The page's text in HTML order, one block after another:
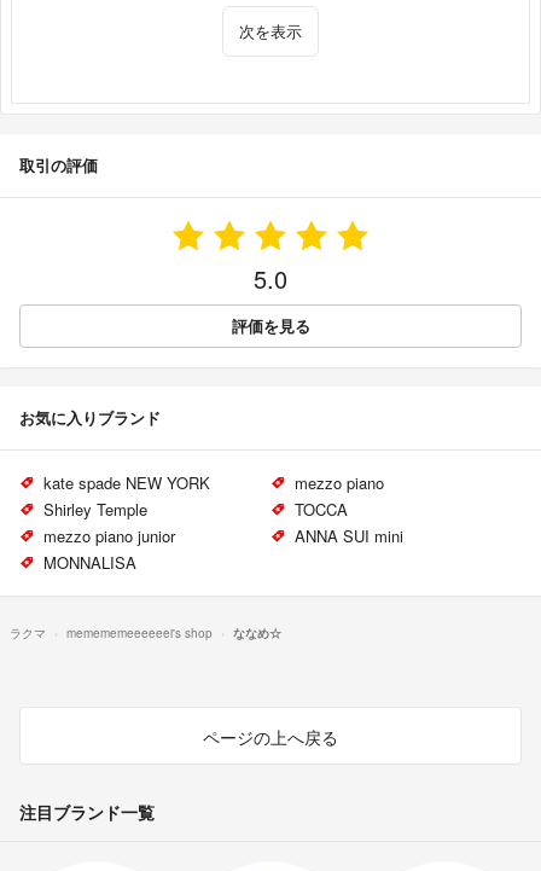
次を表示
取引の評価
5.0
評価を見る
お気に入りブランド
kate spade NEW YORK
mezzo piano
Shirley Temple
TOCCA
mezzo piano junior
ANNA SUI mini
MONNALISA
ラクマ memememeeeeeei's shop ななめ☆
ページの上へ戻る
注目ブランド一覧